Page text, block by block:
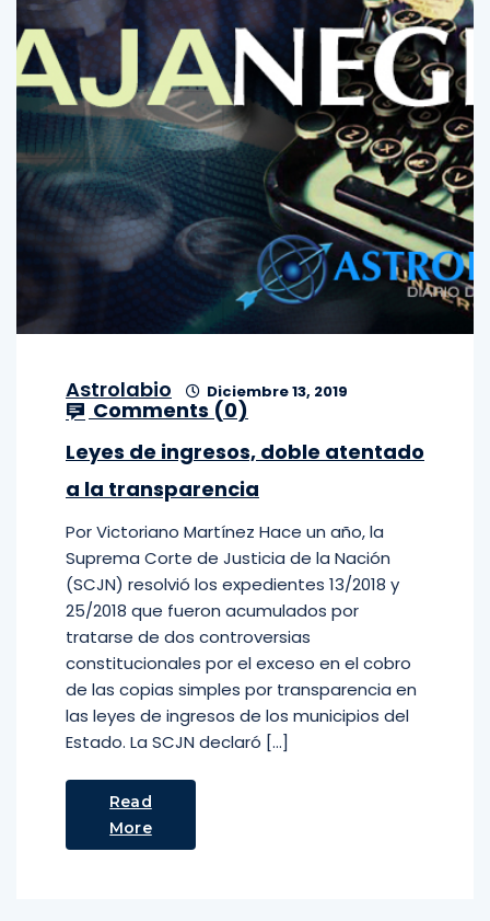
Astrolabio Diciembre 13, 2019
Comments (0)
Leyes de ingresos, doble atentado
a la transparencia
Por Victoriano Martínez Hace un año, la
Suprema Corte de Justicia de la Nación
(SCJN) resolvió los expedientes 13/2018 y
25/2018 que fueron acumulados por
tratarse de dos controversias
constitucionales por el exceso en el cobro
de las copias simples por transparencia en
las leyes de ingresos de los municipios del
Estado. La SCJN declaró […]
Read
More